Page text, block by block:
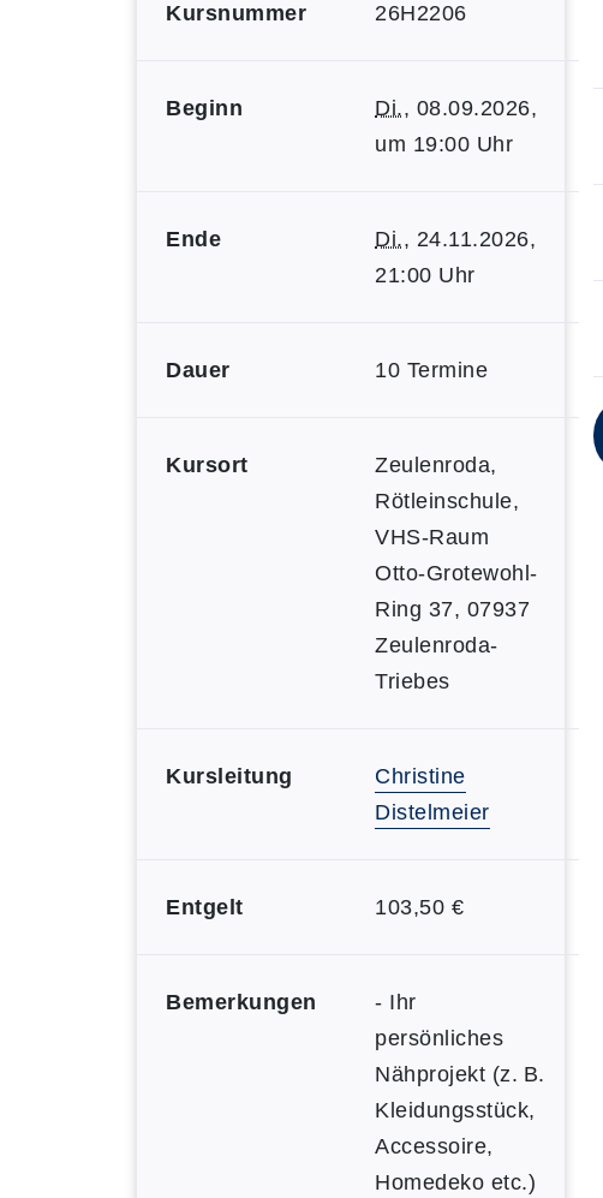
Kursnummer 26H2206
Beginn Di., 08.09.2026,
um 19:00 Uhr
Ende Di., 24.11.2026,
21:00 Uhr
Dauer 10 Termine
Kursort
Zeulenroda,
Rötleinschule,
VHS-Raum
Otto-Grotewohl-
Ring 37, 07937
Zeulenroda-
Triebes
Kursleitung
Christine
Distelmeier
Entgelt 103,50 €
Bemerkungen
- Ihr
persönliches
Nähprojekt (z. B.
Kleidungsstück,
Accessoire,
Homedeko etc.)